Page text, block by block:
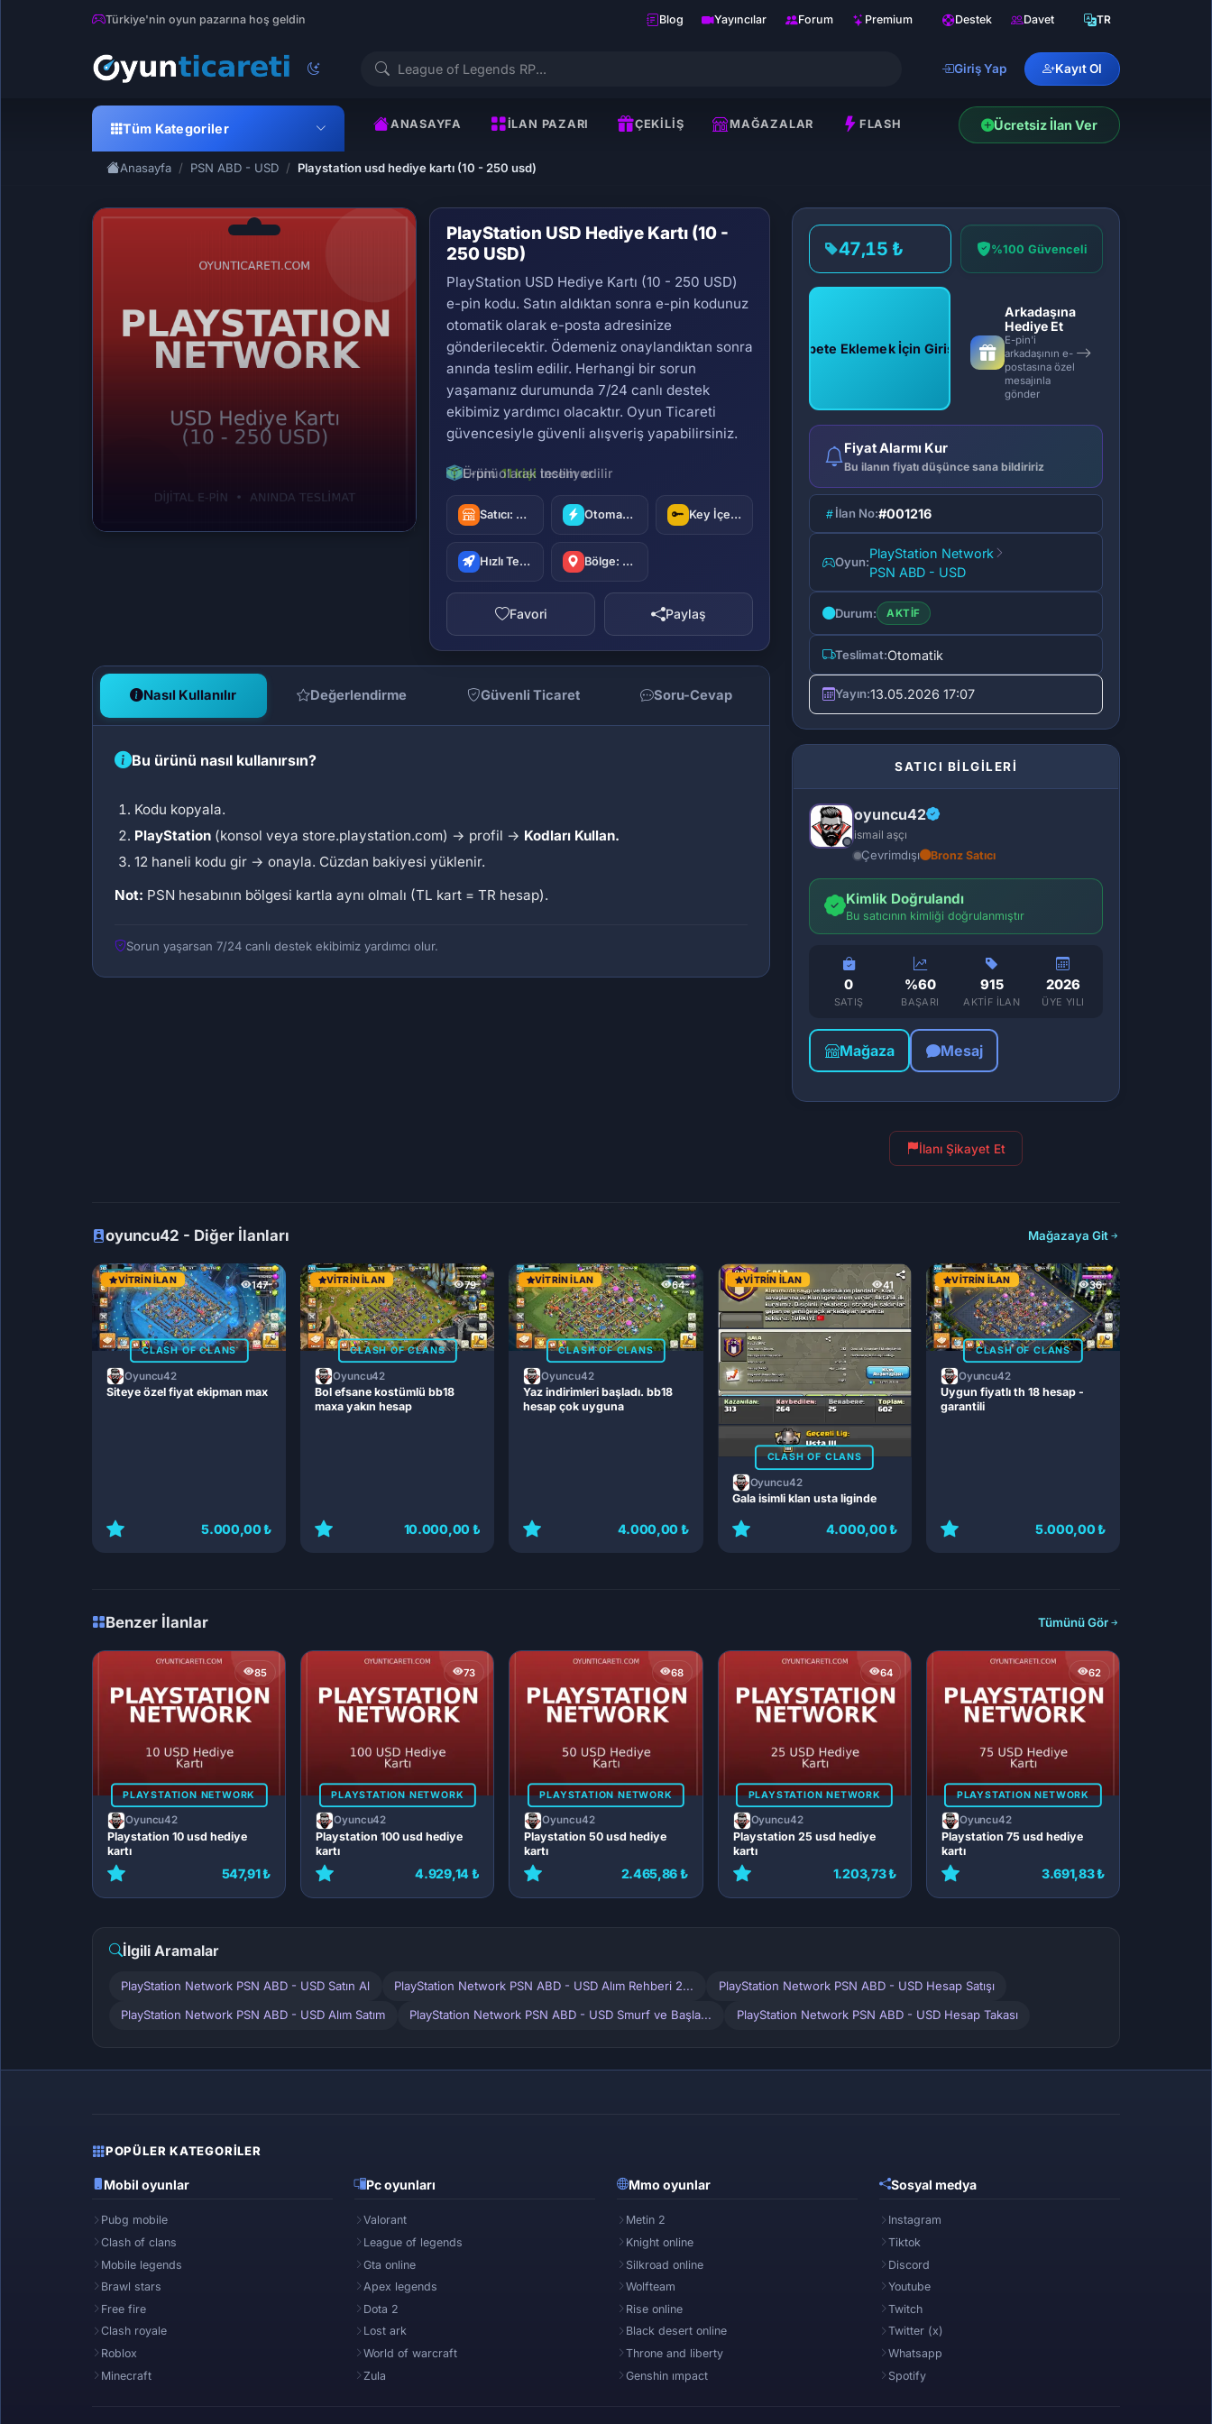
Türkiye'nin oyun pazarına hoş geldin Blog Yayıncılar Forum Premium Destek Davet TR
Giriş Yap Kayıt Ol
Tüm Kategoriler ANASAYFA İLAN PAZARI ÇEKILIŞ MAĞAZALAR FLASH Ücretsiz İlan Ver
Anasayfa PSN ABD - USD Playstation usd hediye kartı (10 - 250 usd)
PlayStation USD Hediye Kartı (10 -
250 USD)
PlayStation USD Hediye Kartı (10 - 250 USD)
e-pin kodu. Satın aldıktan sonra e-pin kodunuz
otomatik olarak e-posta adresinize
gönderilecektir. Ödemeniz onaylandıktan sonra
anında teslim edilir. Herhangi bir sorun
yaşamanız durumunda 7/24 canlı destek
ekibimiz yardımcı olacaktır. Oyun Ticareti
güvencesiyle güvenli alışveriş yapabilirsiniz.
E-pin olarak teslim edilir
Satıcı:
oyuncu42 Otomatik Teslimat Key İçerir
Hızlı Teslimat Bölge: Türkiye
Favori Paylaş
Nasıl Kullanılır Değerlendirme Güvenli Ticaret Soru-Cevap
Bu ürünü nasıl kullanırsın?
Kodu kopyala.
PlayStation (konsol veya store.playstation.com) → profil → Kodları Kullan.
12 haneli kodu gir → onayla. Cüzdan bakiyesi yüklenir.
Not: PSN hesabının bölgesi kartla aynı olmalı (TL kart = TR hesap).
Sorun yaşarsan 7/24 canlı destek ekibimiz yardımcı olur.
47,15 ₺ %100 Güvenceli
Sepete Eklemek İçin Giriş Yap
Arkadaşına
Hediye Et
E-pin'i
arkadaşının e-
postasına özel
mesajınla
gönder
Fiyat Alarmı Kur
Bu ilanın fiyatı düşünce sana bildiririz
İlan No:#001216
Oyun:
PlayStation Network
PSN ABD - USD
Durum: AKTIF
Teslimat:Otomatik
Yayın:13.05.2026 17:07
SATICI BİLGİLERİ
oyuncu42
ismail aşçı
Çevrimdışı Bronz Satıcı
Kimlik Doğrulandı
Bu satıcının kimliği doğrulanmıştır
0
SATIŞ
%60
BAŞARI
915
AKTIF İLAN
2026
ÜYE YILI
Mağaza Mesaj
İlanı Şikayet Et
oyuncu42 - Diğer İlanları Mağazaya Git
147
VITRIN İLAN
CLASH OF CLANS
Oyuncu42
Siteye özel fiyat ekipman max
5.000,00 ₺
79
VITRIN İLAN
CLASH OF CLANS
Oyuncu42
Bol efsane kostümlü bb18
maxa yakın hesap
10.000,00 ₺
64
VITRIN İLAN
CLASH OF CLANS
Oyuncu42
Yaz indirimleri başladı. bb18
hesap çok uyguna
4.000,00 ₺
41
VITRIN İLAN
CLASH OF CLANS
Oyuncu42
Gala isimli klan usta liginde
4.000,00 ₺
36
VITRIN İLAN
CLASH OF CLANS
Oyuncu42
Uygun fiyatlı th 18 hesap -
garantili
5.000,00 ₺
Benzer İlanlar Tümünü Gör
85
PLAYSTATION NETWORK
Oyuncu42
Playstation 10 usd hediye
kartı
547,91 ₺
73
PLAYSTATION NETWORK
Oyuncu42
Playstation 100 usd hediye
kartı
4.929,14 ₺
68
PLAYSTATION NETWORK
Oyuncu42
Playstation 50 usd hediye
kartı
2.465,86 ₺
64
PLAYSTATION NETWORK
Oyuncu42
Playstation 25 usd hediye
kartı
1.203,73 ₺
62
PLAYSTATION NETWORK
Oyuncu42
Playstation 75 usd hediye
kartı
3.691,83 ₺
İlgili Aramalar
PlayStation Network PSN ABD - USD Satın Al PlayStation Network PSN ABD - USD Alım Rehberi 2... PlayStation Network PSN ABD - USD Hesap Satışı
PlayStation Network PSN ABD - USD Alım Satım PlayStation Network PSN ABD - USD Smurf ve Başla... PlayStation Network PSN ABD - USD Hesap Takası
POPÜLER KATEGORILER
Mobil oyunlar
Pubg mobile
Clash of clans
Mobile legends
Brawl stars
Free fire
Clash royale
Roblox
Minecraft
Pc oyunları
Valorant
League of legends
Gta online
Apex legends
Dota 2
Lost ark
World of warcraft
Zula
Mmo oyunlar
Metin 2
Knight online
Silkroad online
Wolfteam
Rise online
Black desert online
Throne and liberty
Genshin ımpact
Sosyal medya
Instagram
Tiktok
Discord
Youtube
Twitch
Twitter (x)
Whatsapp
Spotify